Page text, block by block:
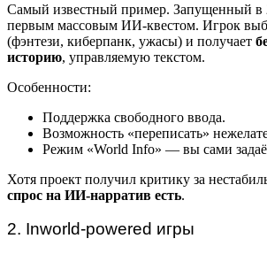
Самый известный пример. Запущенный в
первым массовым ИИ-квестом. Игрок
(фэнтези, киберпанк, ужасы) и получает
историю, управляемую текстом.
Особенности:
Поддержка свободного ввода.
Возможность «переписать»
Режим «World Info» — вы сами
Хотя проект получил критику за
спрос на ИИ-нарратив есть.
2. Inworld-powered игры